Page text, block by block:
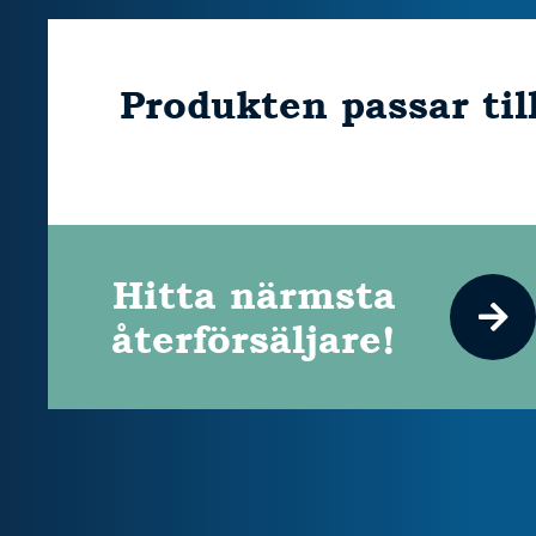
Produkten passar
Hitta närmsta
återförsäljare!